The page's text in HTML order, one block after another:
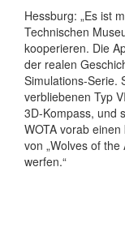
Hessburg: „Es ist
Technischen
kooperieren. Die
der realen
Simulations-Serie.
verbliebenen Typ
3D-Kompass, und
WOTA vorab
von „Wolves of
werfen.“